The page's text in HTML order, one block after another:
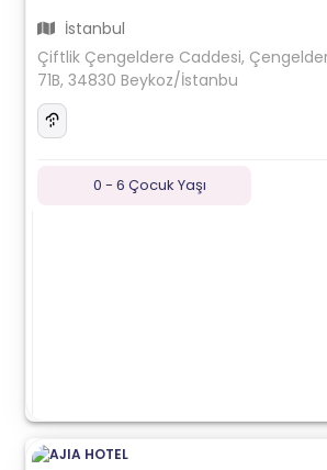
İstanbul
Çiftlik Çengeldere Caddesi,
71B, 34830 Beykoz/İstanbu
0 - 6 Çocuk Yaşı